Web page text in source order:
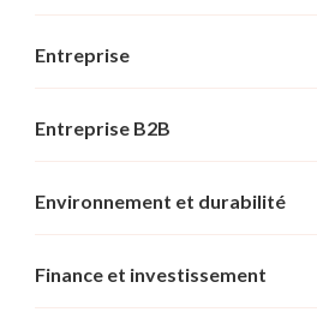
Entreprise
Entreprise B2B
Environnement et durabilité
Finance et investissement